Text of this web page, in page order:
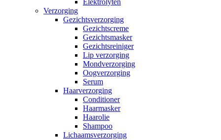
Elektrolyten
Verzorging
Gezichtsverzorging
Gezichtscreme
Gezichtsmasker
Gezichtsreiniger
Lip verzorging
Mondverzorging
Oogverzorging
Serum
Haarverzorging
Conditioner
Haarmasker
Haarolie
Shampoo
Lichaamsverzorging